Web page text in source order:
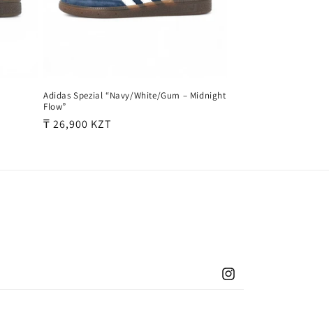
Adidas Spezial “Navy/White/Gum – Midnight
Flow”
Обычная
₸ 26,900 KZT
Instagram